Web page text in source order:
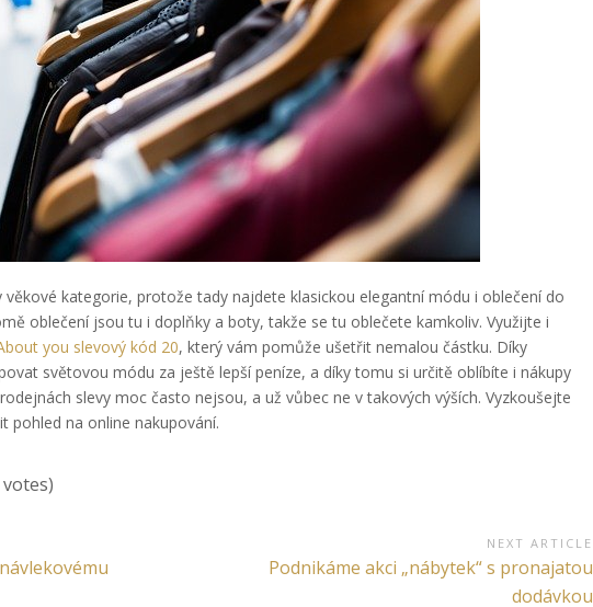
věkové kategorie, protože tady najdete klasickou elegantní módu i oblečení do
oblečení jsou tu i doplňky a boty, takže se tu oblečete kamkoliv. Využijte i
you slevový kód 20, který vám pomůže ušetřit nemalou částku. Díky
světovou módu za ještě lepší peníze, a díky tomu si určitě oblíbíte i nákupy
slevy moc často nejsou, a už vůbec ne v takových výších. Vyzkoušejte
pohled na online nakupování.
NEXT ARTICLE
Next
Podnikáme akci „nábytek“ s pronajatou
dodávkou